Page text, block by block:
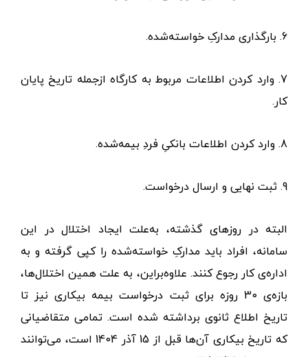
5. انتخاب و تکمیل فرم‌های ثبت درخواست.
6. بارگذاری مدارکِ خواسته‌شده.
کار.
8. وارد کردن اطلاعات بانکیِ فردِ بیمه‌شده.
9. ثبت نهایی و ارسال درخواست.
البته در روزهای گذشته، به‌علت ایجاد اختلال در این
سامانه، افراد باید مدارکِ خواسته‌شده را کپی گرفته و به
اداره‌ی کار رجوع کنند. علاوه‌براین، به علت همین اختلال‌ها،
بازه‌ی 30 روزه برای ثبت درخواست بیمه بیکاری نیز تا